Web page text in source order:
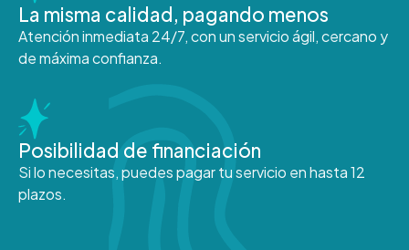
La misma calidad, pagando menos
Atención inmediata 24/7, con un servicio ágil, cercano y
de máxima confianza.
Posibilidad de financiación
Si lo necesitas, puedes pagar tu servicio en hasta 12
plazos.